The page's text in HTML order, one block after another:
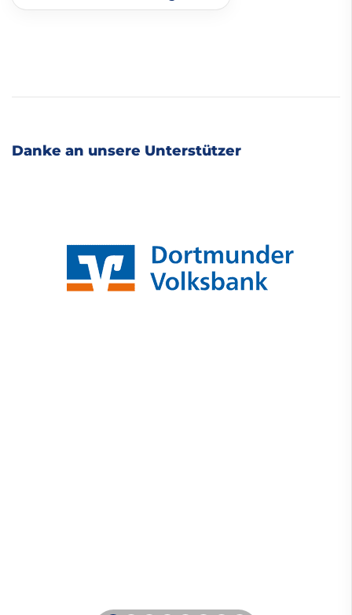
Danke an unsere Unterstützer